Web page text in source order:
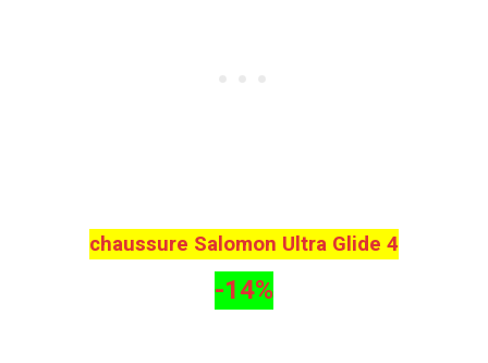
chaussure Salomon Ultra Glide 4
-14%